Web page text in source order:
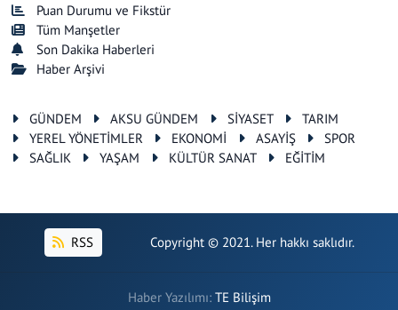
Puan Durumu ve Fikstür
Tüm Manşetler
Son Dakika Haberleri
Haber Arşivi
GÜNDEM AKSU GÜNDEM SİYASET
TARIM
YEREL YÖNETİMLER
EKONOMİ ASAYİŞ
SPOR
SAĞLIK
YAŞAM KÜLTÜR SANAT EĞİTİM
RSS Copyright © 2021. Her hakkı saklıdır.
Haber Yazılımı: TE Bilişim